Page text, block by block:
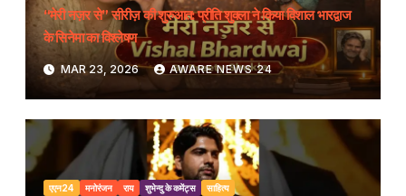
“मेरी नज़र से” सीरीज़ की शुरुआत: प्रीति शुक्ला ने किया विशाल भारद्वाज
के सिनेमा का विश्लेषण
MAR 23, 2026 AWARE NEWS 24
एएन24 मनोरंजन राय शुभेन्दु के कमेंट्स साहित्य